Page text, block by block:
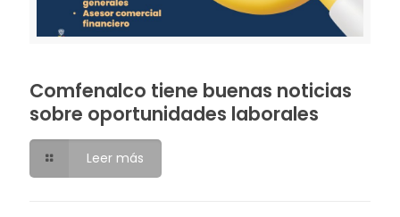
Comfenalco tiene buenas noticias
sobre oportunidades laborales
Leer más